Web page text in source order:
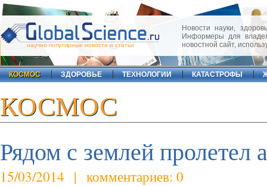
научно-популярные новости и статьи
Новости науки,
Информеры для
новостной сайт,
КОСМОС ЗДОРОВЬЕ ТЕХНОЛОГИИ КАТАСТРОФЫ
КОСМОС
Рядом с землей пролетел
15/03/2014 | комментариев: 0